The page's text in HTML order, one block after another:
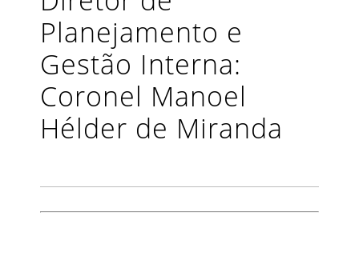
Planejamento e
Gestão Interna:
Coronel Manoel
Hélder de Miranda